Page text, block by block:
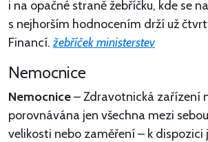
i na opačné straně žebříčku, kde se
s nejhorším hodnocením drží už
Financí.žebříček ministerstev
Nemocnice
Nemocnice– Zdravotnická zařízení
porovnávána jen všechna mezi
velikosti nebo zaměření – k dispozici